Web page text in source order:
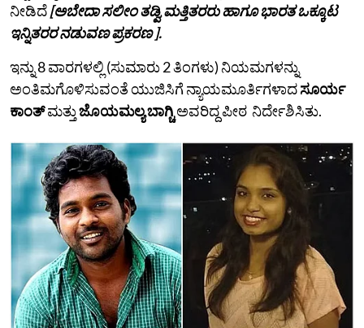
ನೀಡಿದೆ[ಅಬೇದಾ ಸಲೀಂ ತಡ್ವಿ ಮತ್ತಿತರರು ಹಾಗೂ ಭಾರತ ಒಕ್ಕೂಟ
ಇನ್ನಿತರರ ನಡುವಣ ಪ್ರಕರಣ ].
ಇನ್ನು 8 ವಾರಗಳಲ್ಲಿ (ಸುಮಾರು 2 ತಿಂಗಳು) ನಿಯಮಗಳನ್ನು
ಅಂತಿಮಗೊಳಿಸುವಂತೆ ಯುಜಿಸಿಗೆ ನ್ಯಾಯಮೂರ್ತಿಗಳಾದಸೂರ್ಯ
ಕಾಂತ್ಮತ್ತುಜೊಯಮಲ್ಯ ಬಾಗ್ಚಿ ಅವರಿದ್ದ ಪೀಠ ನಿರ್ದೇಶಿಸಿತು.